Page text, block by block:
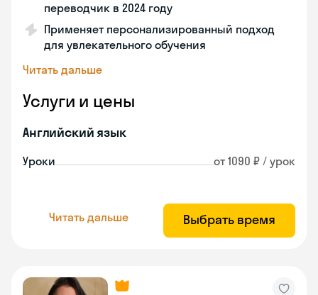
переводчик в 2024 году
Применяет персонализированный подход
для увлекательного обучения
Читать дальше
Услуги и цены
Английский язык
Уроки от 1090 ₽ / урок
Читать дальше Выбрать время